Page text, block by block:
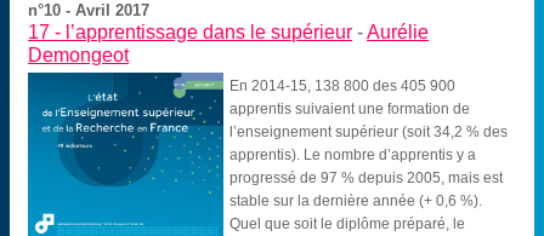
n°10 - Avril 2017
17 - l’apprentissage dans le supérieur -Aurélie
Demongeot
En 2014-15, 138 800 des 405 900
apprentis suivaient une formation de
l’enseignement supérieur (soit 34,2 % des
apprentis). Le nombre d’apprentis y a
progressé de 97 % depuis 2005, mais est
stable sur la dernière année (+ 0,6 %).
Quel que soit le diplôme préparé, le